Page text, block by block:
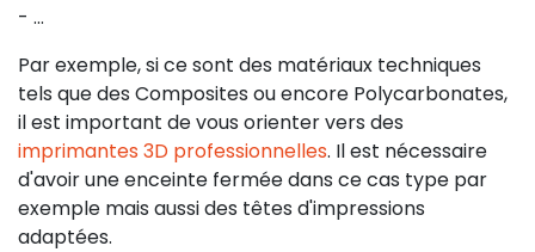
- ...
Par exemple, si ce sont des matériaux techniques
tels que des Composites ou encore Polycarbonates,
il est important de vous orienter vers des
imprimantes 3D professionnelles. Il est nécessaire
d'avoir une enceinte fermée dans ce cas type par
exemple mais aussi des têtes d'impressions
adaptées.